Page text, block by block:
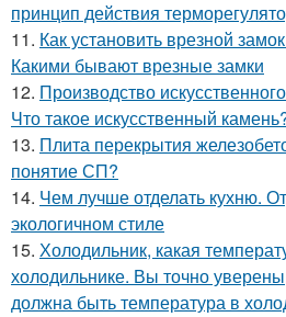
принцип действия
11. Как установить врезной
Какими бывают врезные замки
12. Производство
Что такое искусственный
13. Плита перекрытия
понятие СП?
14. Чем лучше отделать кухню.
экологичном стиле
15. Холодильник, какая
холодильнике. Вы точно
должна быть температура в